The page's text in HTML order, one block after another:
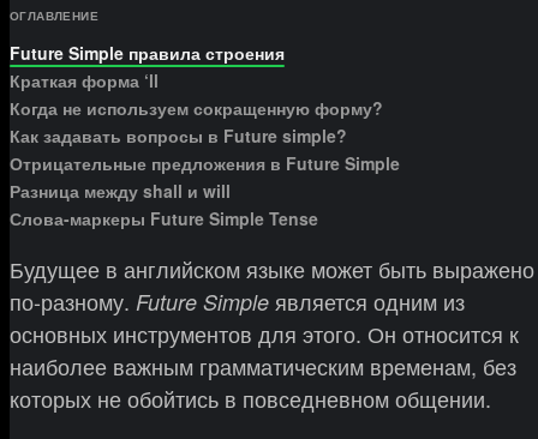
ОГЛАВЛЕНИЕ
Future Simple правила строения
Краткая форма ‘ll
Когда не используем сокращенную форму?
Как задавать вопросы в Future simple?
Отрицательные предложения в Future Simple
Разница между shall и will
Слова-маркеры Future Simple Tense
Будущее в английском языке может быть выражено
по-разному. Future Simple является одним из
основных инструментов для этого. Он относится к
наиболее важным грамматическим временам, без
которых не обойтись в повседневном общении.